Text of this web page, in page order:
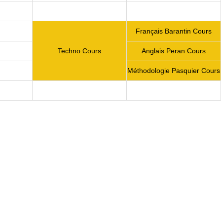
Techno Cours
Français Barantin Cours
Anglais Peran Cours
Méthodologie Pasquier Cours